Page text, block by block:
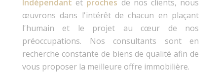
Indépendant et proches de nos clients, nous
œuvrons dans l'intérêt de chacun en plaçant
l'humain et le projet au cœur de nos
préoccupations.
Nos consultants sont en
recherche constante de biens de qualité afin de
vous proposer la meilleure offre immobilière.